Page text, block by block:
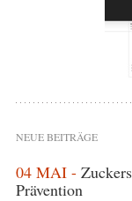
NEUE BEITRÄGE
04 MAI -
Prävention